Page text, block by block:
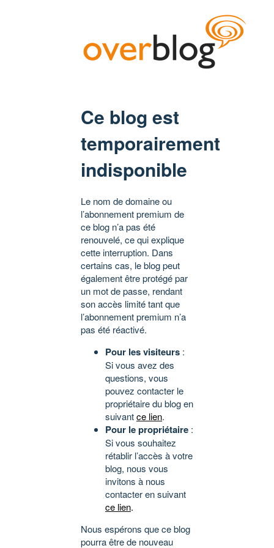
Ce blog est
temporairement
indisponible
Le nom de domaine ou
l’abonnement premium de
ce blog n’a pas été
renouvelé, ce qui explique
cette interruption. Dans
certains cas, le blog peut
également être protégé par
un mot de passe, rendant
son accès limité tant que
l’abonnement premium n’a
pas été réactivé.
Pour les visiteurs :
Si vous avez des
questions, vous
pouvez contacter le
propriétaire du blog en
suivantce lien.
Pour le propriétaire :
Si vous souhaitez
rétablir l’accès à votre
blog, nous vous
invitons à nous
contacter en suivant
ce lien.
Nous espérons que ce blog
pourra être de nouveau